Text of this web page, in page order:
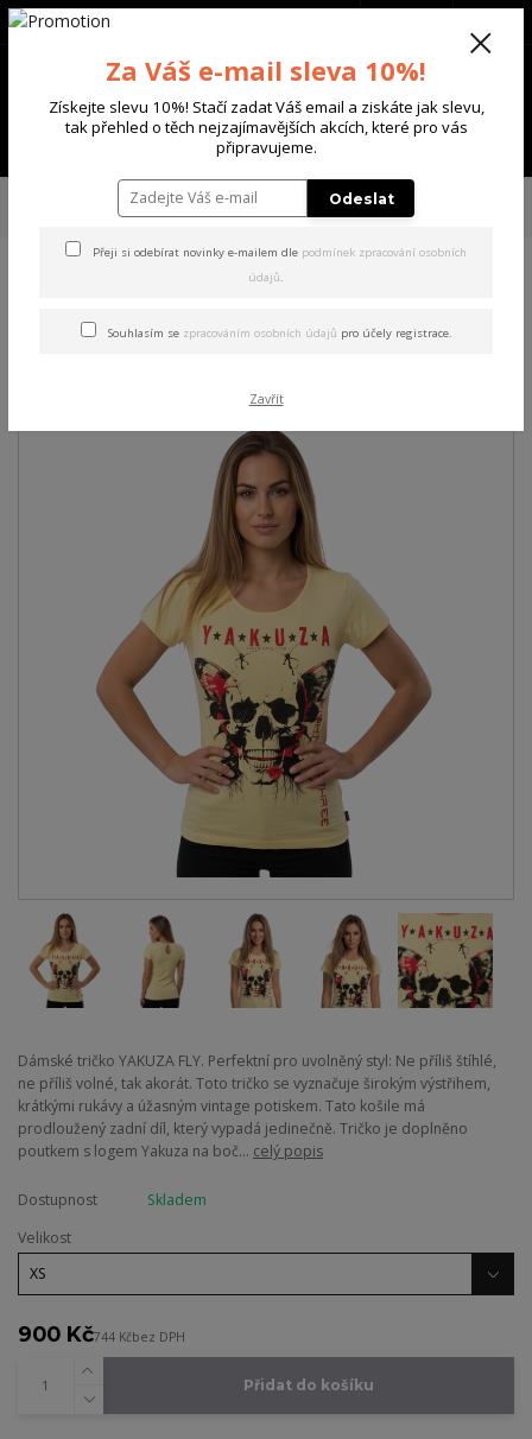
Menu
+420 702 136 620
TRIČKA & TÍLKA
Yakuza dámské tílko Fly Long Tail T-
Shirt french/vanilla XS
Tail T-Shirt french/vanilla XS
Dámské tričko YAKUZA FLY. Perfektní pro uvolněný styl: Ne příliš štíhlé,
ne příliš volné, tak akorát. Toto tričko se vyznačuje širokým výstřihem,
krátkými rukávy a úžasným vintage potiskem. Tato košile má
prodloužený zadní díl, který vypadá jedinečně. Tričko je doplněno
poutkem s logem Yakuza na boč... celý popis
Dostupnost
Skladem
Velikost
900 Kč744 Kčbez DPH
Přidat do košíku
Za Váš e-mail sleva 10%!
Získejte slevu 10%! Stačí zadat Váš email a ziskáte jak slevu,
tak přehled o těch nejzajímavějších akcích, které pro vás
připravujeme.
Odeslat
Přeji si odebírat novinky e-mailem dle podmínek zpracování osobních
údajů.
Souhlasím se zpracováním osobních údajů pro účely registrace.
Zavřít